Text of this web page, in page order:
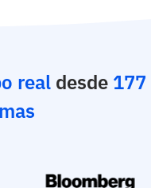
realdesde 177